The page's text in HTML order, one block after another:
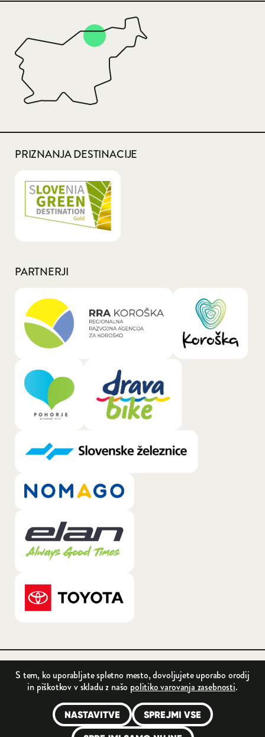
S tem, ko uporabljate spletno mesto, dovoljujete uporabo orodij
in piškotkov v skladu z našo politiko varovanja zasebnosti.
NASTAVITVE
SPREJMI VSE
PRIZNANJA DESTINACIJE
PARTNERJI
General.LOGO_LINK_TEXT_A11Y: RRA
General.LOGO_LINK_TEXT_A11Y: Pohorje
General.LOGO_LINK_TEXT_A11Y:
General.LOGO_LINK_TEXT_A11Y: Nomago
General.LOGO_LINK_TEXT_A11Y: Elan
General.LOGO_LINK_TEXT_A11Y: Toyota
© 2026 Radlje
Produkcija:
Odpri pasico za nastavitev piškotkov